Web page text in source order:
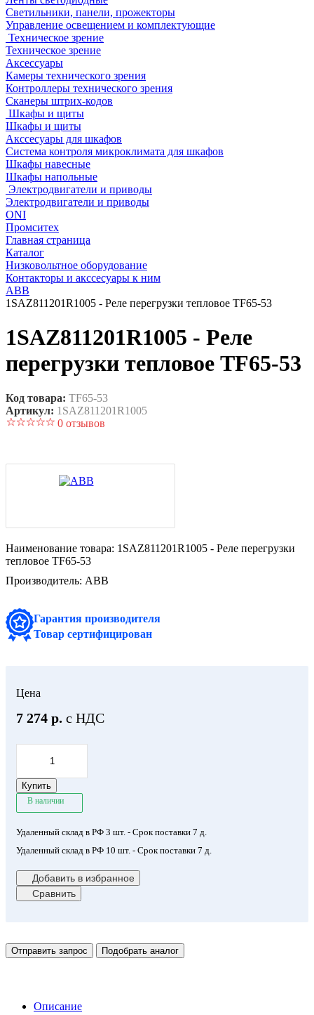
Светильники, панели, прожекторы
Управление освещением и комплектующие
Техническое зрение
Техническое зрение
Аксессуары
Камеры технического зрения
Контроллеры технического зрения
Сканеры штрих-кодов
Шкафы и щиты
Шкафы и щиты
Акссесуары для шкафов
Система контроля микроклимата для шкафов
Шкафы навесные
Шкафы напольные
Электродвигатели и приводы
Электродвигатели и приводы
ONI
Промситех
Главная страница
Каталог
Низковольтное оборудование
Контакторы и акссесуары к ним
ABB
1SAZ811201R1005 - Реле перегрузки тепловое TF65-53
1SAZ811201R1005 - Реле
перегрузки тепловое TF65-53
Код товара: TF65-53
Артикул: 1SAZ811201R1005
0 отзывов
Наименование товара: 1SAZ811201R1005 - Реле перегрузки
тепловое TF65-53
Производитель: ABB
Гарантия производителя
Товар сертифицирован
Цена
7 274 р. с НДС
Купить
В наличии
Удаленный склад в РФ 3 шт. - Срок поставки 7 д.
Удаленный склад в РФ 10 шт. - Срок поставки 7 д.
Добавить в избранное
Сравнить
Отправить запрос Подобрать аналог
Описание